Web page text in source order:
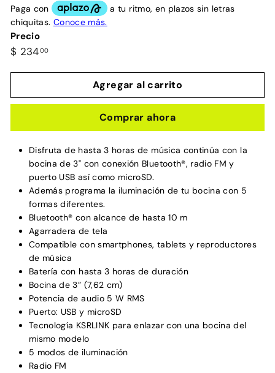
Precio
Precio
$ 23400$
Agregar al carrito
Comprar ahora
Disfruta de hasta 3 horas de música continúa con la
bocina de 3" con conexión Bluetooth®, radio FM y
puerto USB así como microSD.
Además programa la iluminación de tu bocina con 5
formas diferentes.
Bluetooth® con alcance de hasta 10 m
Agarradera de tela
Compatible con smartphones, tablets y reproductores
de música
Batería con hasta 3 horas de duración
Bocina de 3” (7,62 cm)
Potencia de audio 5 W RMS
Puerto: USB y microSD
Tecnología KSRLINK para enlazar con una bocina del
mismo modelo
5 modos de iluminación
Radio FM